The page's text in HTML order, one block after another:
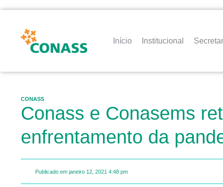
Início Institucional
CONASS
Conass e Conasems
enfrentamento da
Publicado em janeiro 12, 2021 4:48 pm